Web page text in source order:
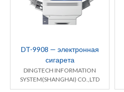
DT-9908 — электронная
сигарета
DINGTECH INFORMATION
SYSTEM(SHANGHAI) CO.,LTD